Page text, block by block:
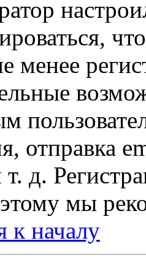
менее
отправка
д.
мы
к началу